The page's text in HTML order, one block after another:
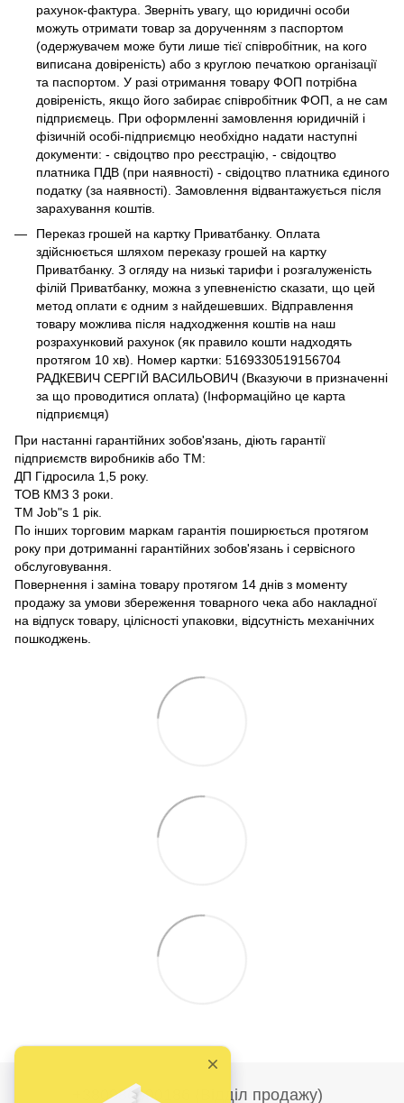
рахунок-фактура. Зверніть увагу, що юридичні особи
можуть отримати товар за дорученням з паспортом
(одержувачем може бути лише тієї співробітник, на кого
виписана довіреність) або з круглою печаткою організації
та паспортом. У разі отримання товару ФОП потрібна
довіреність, якщо його забирає співробітник ФОП, а не сам
підприємець. При оформленні замовлення юридичній і
фізичній особі-підприємцю необхідно надати наступні
документи: - свідоцтво про реєстрацію, - свідоцтво
платника ПДВ (при наявності) - свідоцтво платника єдиного
податку (за наявності). Замовлення відвантажується після
зарахування коштів.
Переказ грошей на картку Приватбанку. Оплата
здійснюється шляхом переказу грошей на картку
Приватбанку. З огляду на низькі тарифи і розгалуженість
філій Приватбанку, можна з упевненістю сказати, що цей
метод оплати є одним з найдешевших. Відправлення
товару можлива після надходження коштів на наш
розрахунковий рахунок (як правило кошти надходять
протягом 10 хв). Номер картки: 5169330519156704
РАДКЕВИЧ СЕРГІЙ ВАСИЛЬОВИЧ (Вказуючи в призначенні
за що проводитися оплата) (Інформаційно це карта
підприємця)
При настанні гарантійних зобов'язань, діють гарантії
підприємств виробників або ТМ:
ДП Гідросила 1,5 року.
ТОВ КМЗ 3 роки.
ТМ Job"s 1 рік.
По інших торговим маркам гарантія поширюється протягом
року при дотриманні гарантійних зобов'язань і сервісного
обслуговування.
Повернення і заміна товару протягом 14 днів з моменту
продажу за умови збереження товарного чека або накладної
на відпуск товару, цілісності упаковки, відсутність механічних
пошкоджень.
+380986690186 (Відділ продажу)